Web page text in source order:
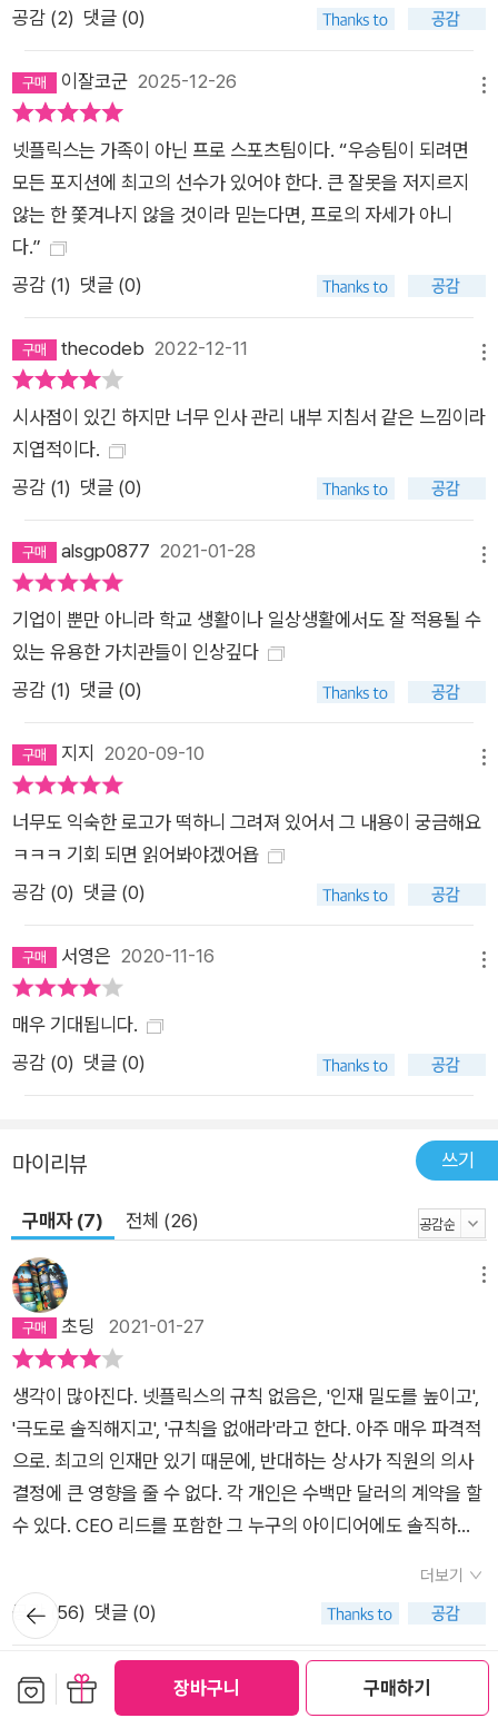
장바구니 구매하기
이어간다. 1부는 자유와 책임의 문화로 가는 첫 단계로, 능력 있는
직원들을 확보해 먼저 인재 밀도를 구축하고, 자신의 생각을 있는
그대로 말할 수 있는 솔직한 피드백 문화를 도입한 후, 휴가 규정
과 출장 및 경비 승인을 없애는 것으로 통제를 제거하도록 안내한
다. 2부는 자유와 책임의 문화로 가는 다음 단계인데, 업계 최고
수준의 보상으로 인재 밀도를 강화하고, 모든 것을 공개하는 투명
한 경영으로 솔직한 문화를 장려하며, 어떤 의사결정도 승인받을
필요가 없게 함으로써 더 많은 통제를 제거하게 한다. 3부는 자유
와 책임의 문화를 강화하는 법으로, 키퍼 테스트를 통한 인재 밀
맥락을 제공함으로써 대부분의 통제를 제거하는 방법을 소개한
다. 마지막 4부에서는 세계를 무대로 해외 시장을 개척하는 글로
벌 기업이 갖춰야 문화인식으로서 컬처 맵을 소개한다. 지난 300
년 동안 부를 창출해 온 산업 시대에는, 직원들의 움직임을 통제
다. 이는 우리 모두가 이미 알고 있는 방식이며, 지금도 전 세계
당신은 F&R 방식으로도 같은 것을 할 수 있음을 알게 될 것이다.
선택은 우리에게 달렸다. 확실한 것은, 지식재산권과 창의적 서비
스가 성장의 기반이 되는 환경에서는 창의성과 혁신을 배양하는
데 의존하는 경제의 비중이 훨씬 더 커졌고, 이 같은 추세가 더욱
가속화될 것이라는 점이다. 탁월한 조직을 조성하고 운영하고 싶
은가? 최고의 인재를 끌어 모을 방법을 모색하고 있는가? 테크노
분야에서 두각을 나타내길 원하는가? 지금 몸담고 있는 회사의
혁신과 도약을 위해 필요한 것이 무엇인지 알고 싶은가? 그저 전
세계 최고 가치 기업으로 인정받는 넷플릭스 사람들이 어떻게 일
하는지, 글로벌 기업에 입사하기 위해 어떤 역량을 갖춰야 할지
궁금한가? 궁금한 것이 무엇이든 이 책에서 당신은 놀랍고도 명
쾌한 해답을 찾을 수 있을 것이다. 무엇보다 만만치 않은 분량의
경영서 한 권이 넷플릭스 오리지널 영화 한 편만큼이나 재미있다!
공감 (2) 댓글 (0)
이잘코군 2025-12-26
넷플릭스는 가족이 아닌 프로 스포츠팀이다. “우승팀이 되려면
모든 포지션에 최고의 선수가 있어야 한다. 큰 잘못을 저지르지
않는 한 쫓겨나지 않을 것이라 믿는다면, 프로의 자세가 아니
다.”
공감 (1) 댓글 (0)
thecodeb 2022-12-11
시사점이 있긴 하지만 너무 인사 관리 내부 지침서 같은 느낌이라
지엽적이다.
공감 (1) 댓글 (0)
alsgp0877 2021-01-28
기업이 뿐만 아니라 학교 생활이나 일상생활에서도 잘 적용될 수
있는 유용한 가치관들이 인상깊다
공감 (1) 댓글 (0)
지지 2020-09-10
너무도 익숙한 로고가 떡하니 그려져 있어서 그 내용이 궁금해요
ㅋㅋㅋ 기회 되면 읽어봐야겠어욥
공감 (0) 댓글 (0)
서영은 2020-11-16
매우 기대됩니다.
공감 (0) 댓글 (0)
마이리뷰 쓰기
구매자 (7) 전체 (26)
초딩 2021-01-27
생각이 많아진다. 넷플릭스의 규칙 없음은, '인재 밀도를 높이고',
'극도로 솔직해지고', '규칙을 없애라'라고 한다. 아주 매우 파격적
으로. 최고의 인재만 있기 때문에, 반대하는 상사가 직원의 의사
결정에 큰 영향을 줄 수 없다. 각 개인은 수백만 달러의 계약을 할
수 있다. CEO 리드를 포함한 그 누구의 아이디어에도 솔직하게
그 자체를 공개한다. 회사의 모든 재무 지표마저도.넷플릭스의 파
격에는 항상 '전제'가 깔려있다. '최고의 인재들이 모여있기 때문
에'라는 전제 말이다. 그런데 나를 비롯한 사람들은 이 책을 읽고
있을까. 최고의 인재이거나 최고의 인재들과 일하는 사람들보다
그렇지 않은 사람이 더 많을 것인데 말이다.최근에 어떻게 보면
더보기
공감 (56) 댓글 (0)
뒤로가
기